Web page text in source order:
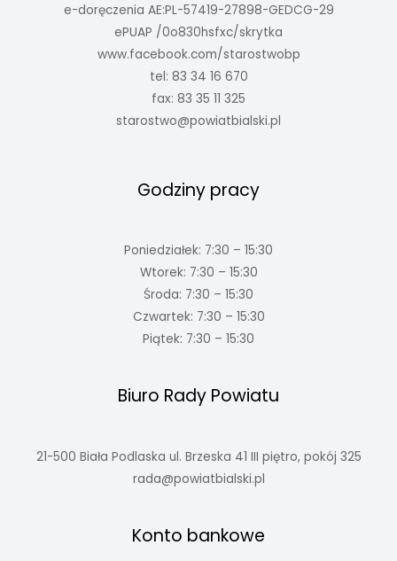
e-doręczenia AE:PL-57419-27898-GEDCG-29
ePUAP /0o830hsfxc/skrytka
www.facebook.com/starostwobp
tel: 83 34 16 670
fax: 83 35 11 325
starostwo@powiatbialski.pl
Godziny pracy
Poniedziałek: 7:30 – 15:30
Wtorek: 7:30 – 15:30
Środa: 7:30 – 15:30
Czwartek: 7:30 – 15:30
Piątek: 7:30 – 15:30
Biuro Rady Powiatu
21-500 Biała Podlaska ul. Brzeska 41 III piętro, pokój 325
rada@powiatbialski.pl
Konto bankowe